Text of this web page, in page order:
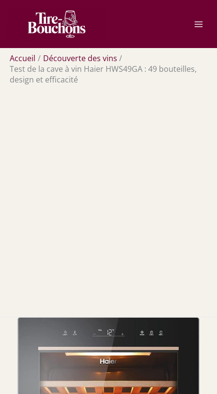
contenu
Accueil
Découverte des vins
Test de la cave à vin Haier HWS49GA : 49 bouteilles,
design et efficacité